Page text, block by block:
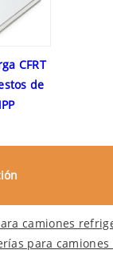
CFRT
de
camiones
para camiones